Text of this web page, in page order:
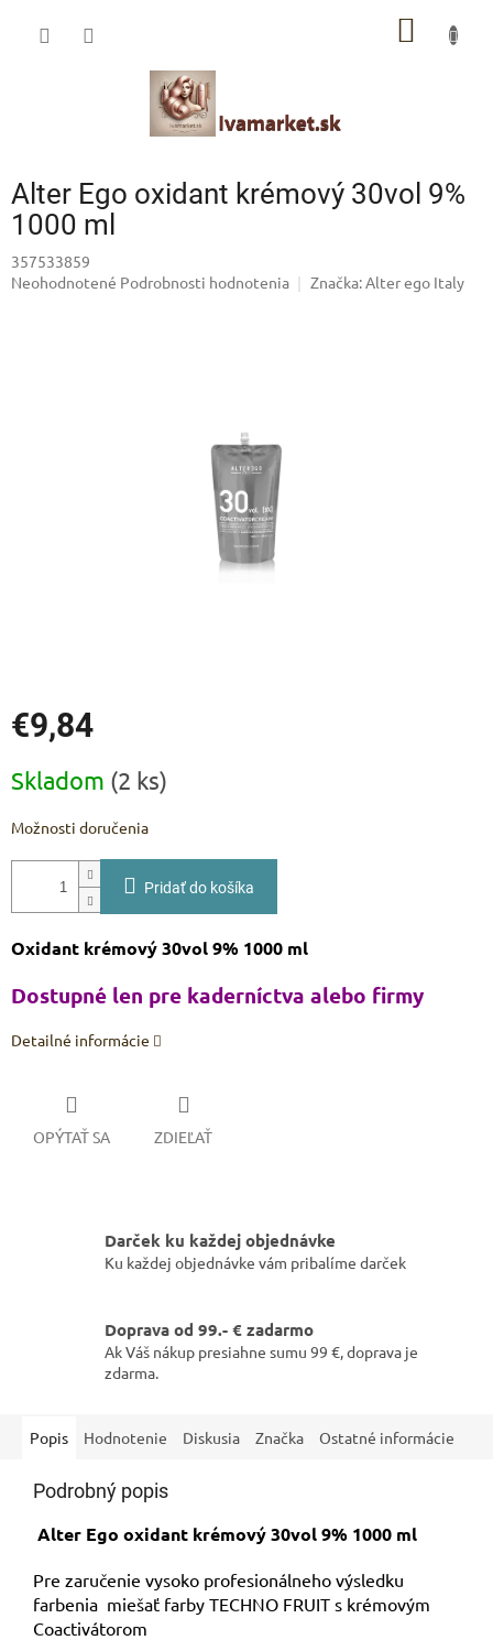
Alter Ego oxidant krémový 30vol 9%
1000 ml
357533859
Priemerné
Neohodnotené Podrobnosti hodnotenia Značka:Alter ego Italy
€9,84
cena:
Skladom (2 ks)
Možnosti doručenia
Pridať do košíka
Oxidant krémový 30vol 9% 1000 ml
Dostupné len pre kaderníctva alebo firmy
Detailné informácie
OPÝTAŤ SA ZDIEĽAŤ
Darček ku každej objednávke
Ku každej objednávke vám pribalíme darček
Doprava od 99.- € zadarmo
Ak Váš nákup presiahne sumu 99 €, doprava je
zdarma.
Popis Hodnotenie Diskusia Značka Ostatné informácie
Podrobný popis
Alter Ego oxidant krémový 30vol 9% 1000 ml
Pre zaručenie vysoko profesionálneho výsledku
farbenia miešať farby TECHNO FRUIT s krémovým
Coactivátorom
IVAMARKET poradca